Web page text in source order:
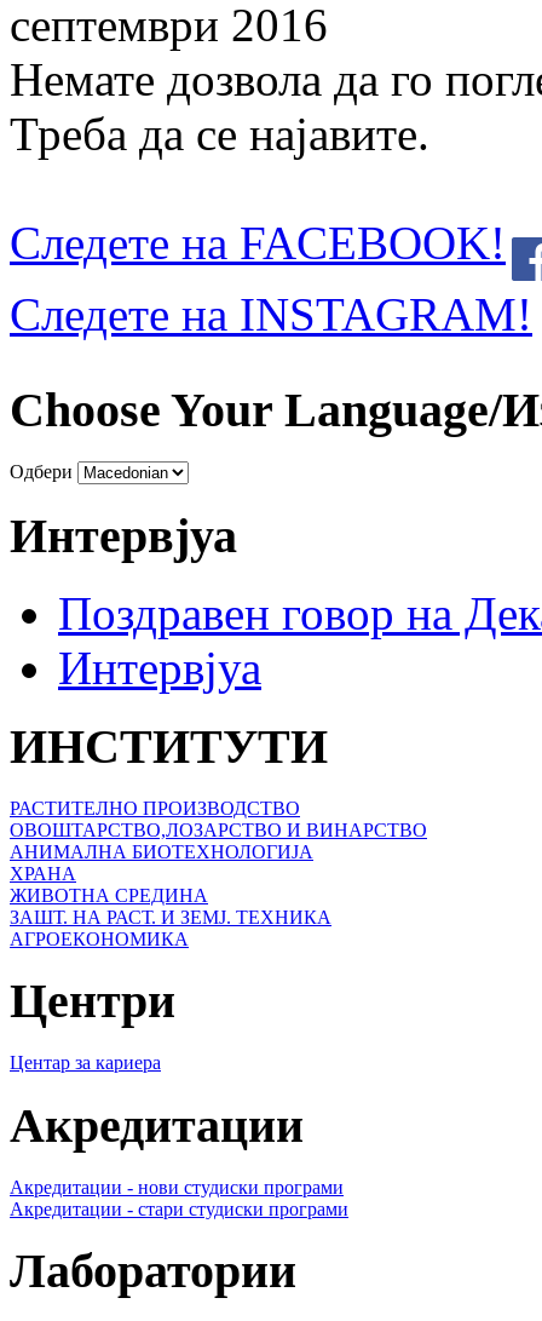
септември 2016
Немате дозвола да го
Треба да се најавите.
Следете на FACEBOOK!
Следете на INSTAGRAM!
Choose Your Language/
Одбери
Интервјуа
Поздравен говор на
Интервјуа
ИНСТИТУТИ
РАСТИТЕЛНО ПРОИЗВОДСТВО
ОВОШТАРСТВО,ЛОЗАРСТВО И ВИНАРСТВО
АНИМАЛНА БИОТЕХНОЛОГИЈА
ХРАНА
ЖИВОТНА СРЕДИНА
ЗАШТ. НА РАСТ. И ЗЕМЈ. ТЕХНИКА
АГРОЕКОНОМИКА
Центри
Центар за кариера
Акредитации
Акредитации - нови студиски програми
Акредитации - стари студиски програми
Лаборатории